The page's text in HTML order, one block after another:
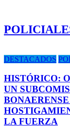
DESTACADOS
HISTÓRICO:
UN
LA FUERZA